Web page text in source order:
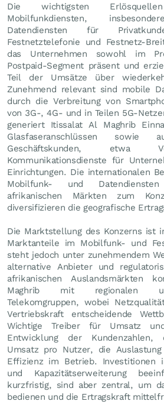
Die wichtigsten
Mobilfunkdiensten,
Datendiensten für
Festnetztelefonie und Festnetz-
das Unternehmen sowohl im
Postpaid-Segment präsent und
Teil der Umsätze über
Zunehmend relevant sind mobile
durch die Verbreitung von
von 3G-, 4G- und in Teilen 5G-
generiert Itissalat Al Maghrib
Glasfaseranschlüssen
Geschäftskunden, etwa
Kommunikationsdienste für
Einrichtungen. Die internationalen
Mobilfunk- und
afrikanischen Märkten zum
diversifizieren die geografische
Die Marktstellung des Konzerns ist
Marktanteile im Mobilfunk- und
steht jedoch unter zunehmendem
alternative Anbieter und
afrikanischen Auslandsmärkten
Maghrib mit regionalen
Telekomgruppen, wobei
Vertriebskraft entscheidende
Wichtige Treiber für Umsatz
Entwicklung der Kundenzahlen,
Umsatz pro Nutzer, die
Effizienz im Betrieb. Investitionen
und Kapazitätserweiterung
kurzfristig, sind aber zentral, um
bedienen und die Ertragskraft